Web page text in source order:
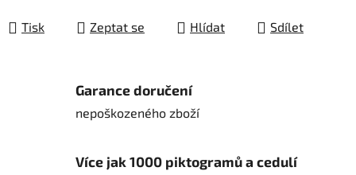
Tisk Zeptat se Hlídat Sdílet
Garance doručení
nepoškozeného zboží
Více jak 1000 piktogramů a cedulí